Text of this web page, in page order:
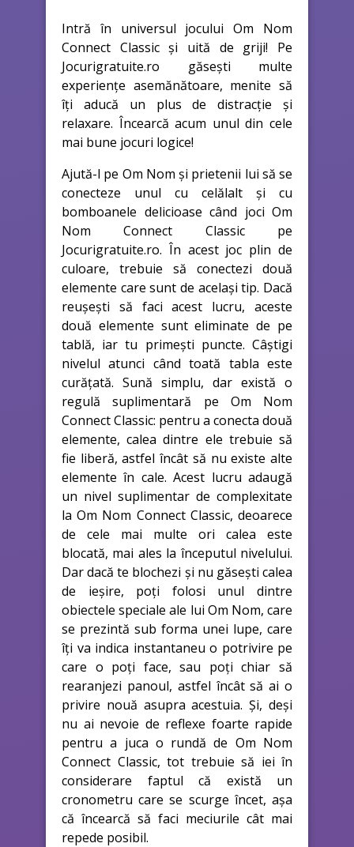
Intră în universul jocului Om Nom
Connect Classic și uită de griji! Pe
Jocurigratuite.ro găsești multe
experiențe asemănătoare, menite să
îți aducă un plus de distracție și
relaxare. Încearcă acum unul din cele
mai bune jocuri logice!
Ajută-l pe Om Nom și prietenii lui să se
conecteze unul cu celălalt și cu
bomboanele delicioase când joci Om
Nom Connect Classic pe
Jocurigratuite.ro. În acest joc plin de
culoare, trebuie să conectezi două
elemente care sunt de același tip. Dacă
reușești să faci acest lucru, aceste
două elemente sunt eliminate de pe
tablă, iar tu primești puncte. Câștigi
nivelul atunci când toată tabla este
curățată. Sună simplu, dar există o
regulă suplimentară pe Om Nom
Connect Classic: pentru a conecta două
elemente, calea dintre ele trebuie să
fie liberă, astfel încât să nu existe alte
elemente în cale. Acest lucru adaugă
un nivel suplimentar de complexitate
la Om Nom Connect Classic, deoarece
de cele mai multe ori calea este
blocată, mai ales la începutul nivelului.
Dar dacă te blochezi și nu găsești calea
de ieșire, poți folosi unul dintre
obiectele speciale ale lui Om Nom, care
se prezintă sub forma unei lupe, care
îți va indica instantaneu o potrivire pe
care o poți face, sau poți chiar să
rearanjezi panoul, astfel încât să ai o
privire nouă asupra acestuia. Și, deși
nu ai nevoie de reflexe foarte rapide
pentru a juca o rundă de Om Nom
Connect Classic, tot trebuie să iei în
considerare faptul că există un
cronometru care se scurge încet, așa
că încearcă să faci meciurile cât mai
repede posibil.